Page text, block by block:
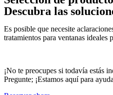
Descubra las
Es posible que necesite
tratamientos para ventanas ideales
¡No te preocupes si todavía estás
Pregunte; ¡Estamos aquí para